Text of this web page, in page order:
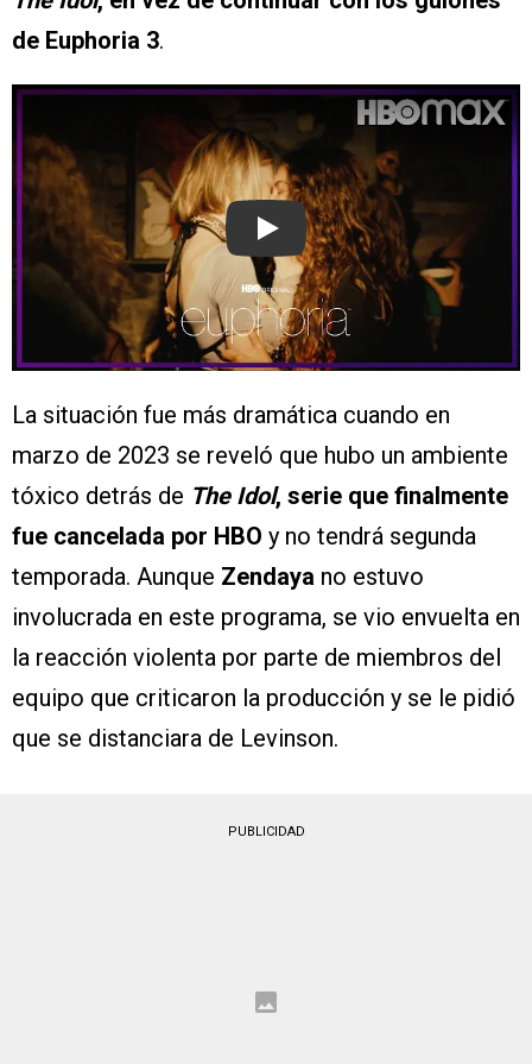
de Euphoria 3.
Play
La situación fue más dramática cuando en
marzo de 2023 se reveló que hubo un ambiente
tóxico detrás de The Idol, serie que finalmente
fue cancelada por HBO y no tendrá segunda
temporada. Aunque Zendaya no estuvo
involucrada en este programa, se vio envuelta en
la reacción violenta por parte de miembros del
equipo que criticaron la producción y se le pidió
que se distanciara de Levinson.
PUBLICIDAD